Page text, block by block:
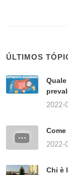
ÚLTIMOS
2022-
2022-
Chi è